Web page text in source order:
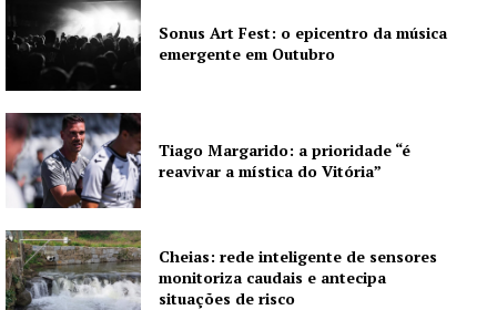
Sonus Art Fest: o epicentro da música
emergente em Outubro
Tiago Margarido: a prioridade “é
reavivar a mística do Vitória”
Cheias: rede inteligente de sensores
monitoriza caudais e antecipa
situações de risco